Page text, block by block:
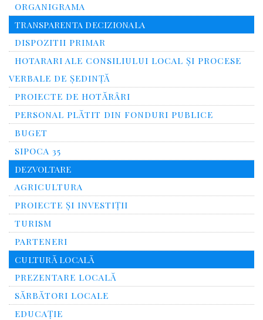
ORGANIGRAMA
TRANSPARENTA DECIZIONALA
DISPOZITII PRIMAR
HOTARARI ALE CONSILIULUI LOCAL ȘI PROCESE
VERBALE DE ȘEDINȚĂ
PROIECTE DE HOTĂRÂRI
PERSONAL PLĂTIT DIN FONDURI PUBLICE
BUGET
SIPOCA 35
DEZVOLTARE
AGRICULTURA
PROIECTE ȘI INVESTIȚII
TURISM
PARTENERI
CULTURĂ LOCALĂ
PREZENTARE LOCALĂ
SĂRBĂTORI LOCALE
EDUCAȚIE